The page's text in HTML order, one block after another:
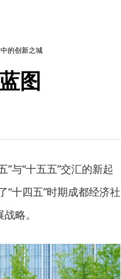
的创新之城
图
与“十五五”交汇的新起
十四五”时期成都经济社
略。